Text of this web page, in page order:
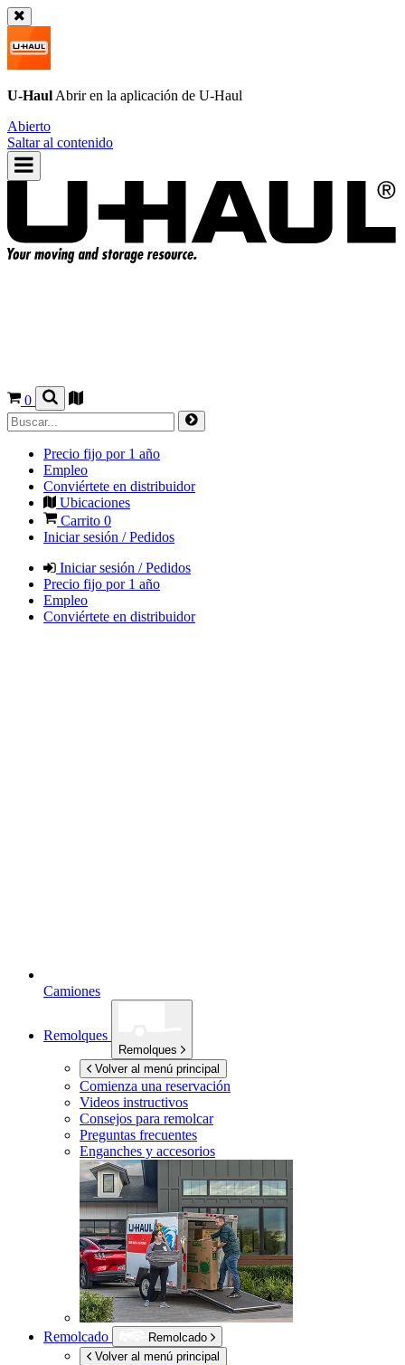
U-Haul Abrir en la aplicación de U-Haul
Abierto
Saltar al contenido
0
Precio fijo por 1 año
Empleo
Conviértete en distribuidor
Ubicaciones
Carrito 0
Iniciar sesión / Pedidos
Iniciar sesión / Pedidos
Precio fijo por 1 año
Empleo
Conviértete en distribuidor
Camiones
Remolques
Remolques
Volver al menú principal
Comienza una reservación
Videos instructivos
Consejos para remolcar
Preguntas frecuentes
Enganches y accesorios
Remolcado
Remolcado
Volver al menú principal